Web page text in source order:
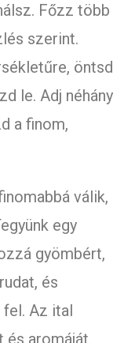
Főzz több
szerint.
öntsd
le. Adj néhány
a finom,
válik,
egy
gyömbért,
és
Az ital